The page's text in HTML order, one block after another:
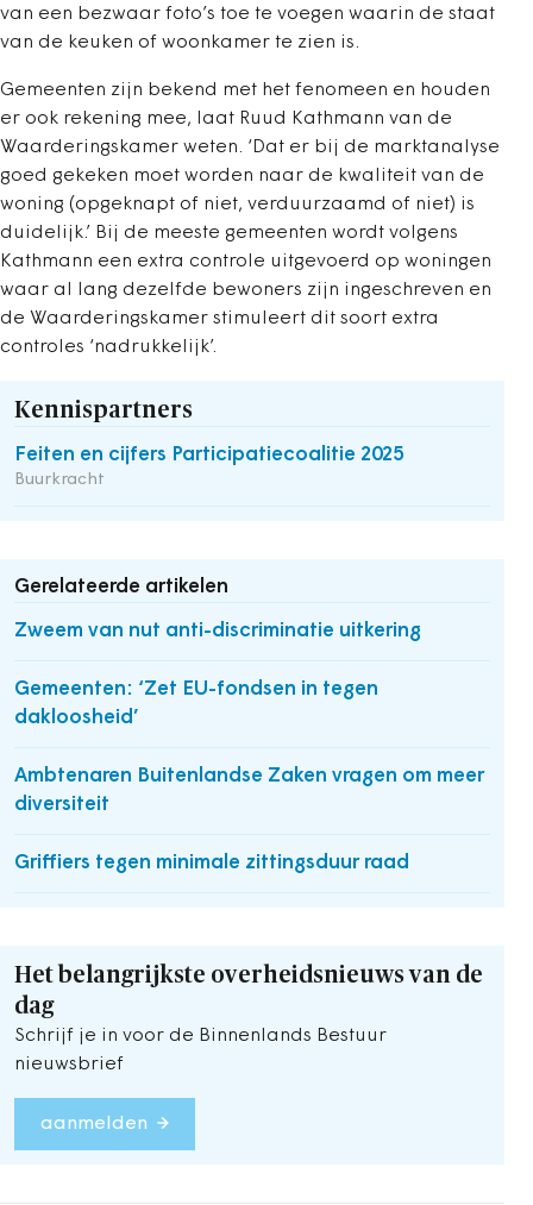
van een bezwaar foto’s toe te voegen waarin de staat
van de keuken of woonkamer te zien is.
Gemeenten zijn bekend met het fenomeen en houden
er ook rekening mee, laat Ruud Kathmann van de
Waarderingskamer weten. ‘Dat er bij de marktanalyse
goed gekeken moet worden naar de kwaliteit van de
woning (opgeknapt of niet, verduurzaamd of niet) is
duidelijk.’ Bij de meeste gemeenten wordt volgens
Kathmann een extra controle uitgevoerd op woningen
waar al lang dezelfde bewoners zijn ingeschreven en
de Waarderingskamer stimuleert dit soort extra
controles ‘nadrukkelijk’.
Kennispartners
Feiten en cijfers Participatiecoalitie 2025
Buurkracht
Gerelateerde artikelen
Zweem van nut anti-discriminatie uitkering
Gemeenten: ‘Zet EU-fondsen in tegen
dakloosheid’
Ambtenaren Buitenlandse Zaken vragen om meer
diversiteit
Griffiers tegen minimale zittingsduur raad
Het belangrijkste overheidsnieuws van de
dag
Schrijf je in voor de Binnenlands Bestuur
nieuwsbrief
aanmelden